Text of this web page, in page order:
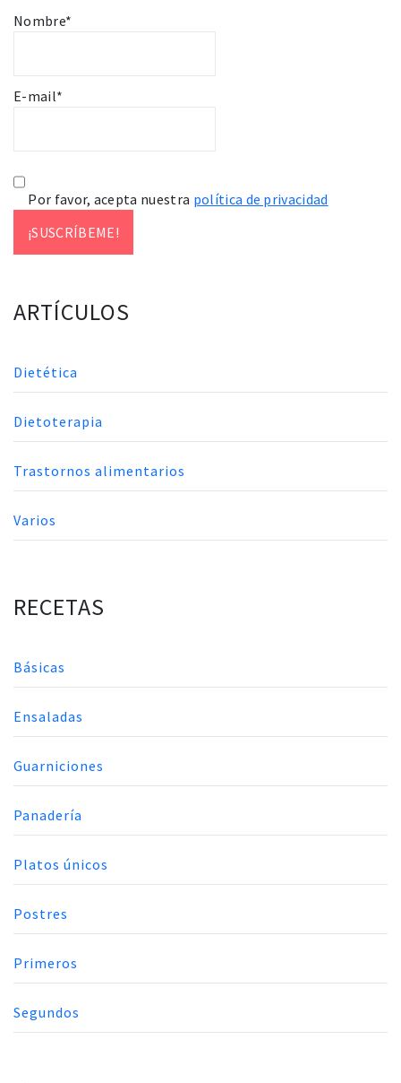
Nombre*
E-mail*
Por favor, acepta nuestra política de privacidad
ARTÍCULOS
Dietética
Dietoterapia
Trastornos alimentarios
Varios
RECETAS
Básicas
Ensaladas
Guarniciones
Panadería
Platos únicos
Postres
Primeros
Segundos